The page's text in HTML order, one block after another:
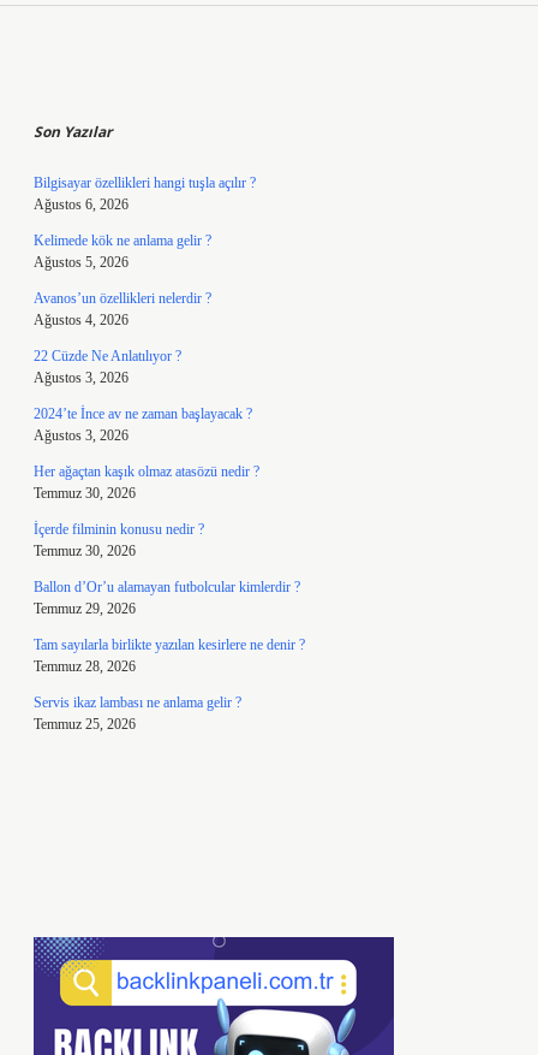
Son Yazılar
Bilgisayar özellikleri hangi tuşla açılır ?
Ağustos 6, 2026
Kelimede kök ne anlama gelir ?
Ağustos 5, 2026
Avanos’un özellikleri nelerdir ?
Ağustos 4, 2026
22 Cüzde Ne Anlatılıyor ?
Ağustos 3, 2026
2024’te İnce av ne zaman başlayacak ?
Ağustos 3, 2026
Her ağaçtan kaşık olmaz atasözü nedir ?
Temmuz 30, 2026
İçerde filminin konusu nedir ?
Temmuz 30, 2026
Ballon d’Or’u alamayan futbolcular kimlerdir ?
Temmuz 29, 2026
Tam sayılarla birlikte yazılan kesirlere ne denir ?
Temmuz 28, 2026
Servis ikaz lambası ne anlama gelir ?
Temmuz 25, 2026